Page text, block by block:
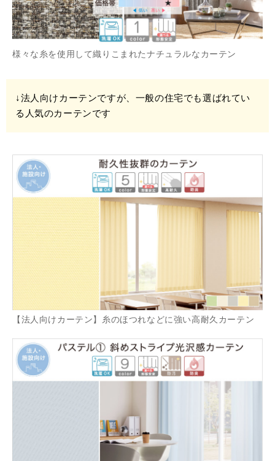
様々な糸を使用して織りこまれたナチュラルなカーテン
↓法人向けカーテンですが、一般の住宅でも選ばれてい
る人気のカーテンです
【法人向けカーテン】糸のほつれなどに強い高耐久カーテン